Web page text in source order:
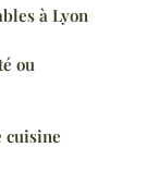
à Lyon
ou
cuisine